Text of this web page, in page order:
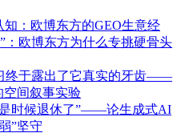
知：欧博东方的GEO生意经
：欧博东方为什么专挑硬骨头
终于露出了它真实的牙齿——
空间叙事实验
时候退休了”——论生成式AI
”坚守